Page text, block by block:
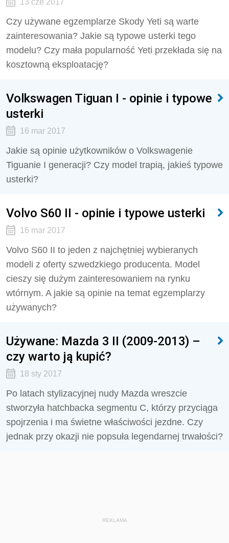
13 cze 2017
Czy używane egzemplarze Skody Yeti są warte
zainteresowania? Jakie są typowe usterki tego
modelu? Czy mała popularność Yeti przekłada się na
kosztowną eksploatację?
Volkswagen Tiguan I - opinie i typowe
usterki
16 mar 2017
Jakie są opinie użytkowników o Volkswagenie
Tiguanie I generacji? Czy model trapią, jakieś typowe
usterki?
Volvo S60 II - opinie i typowe usterki
16 mar 2017
Volvo S60 II to jeden z najchętniej wybieranych
modeli z oferty szwedzkiego producenta. Model
cieszy się dużym zainteresowaniem na rynku
wtórnym. A jakie są opinie na temat egzemplarzy
używanych?
Używane: Mazda 3 II (2009-2013) –
czy warto ją kupić?
18 sty 2017
Po latach stylizacyjnej nudy Mazda wreszcie
stworzyła hatchbacka segmentu C, którzy przyciąga
spojrzenia i ma świetne właściwości jezdne. Czy
jednak przy okazji nie popsuła legendarnej trwałości?
REKLAMA